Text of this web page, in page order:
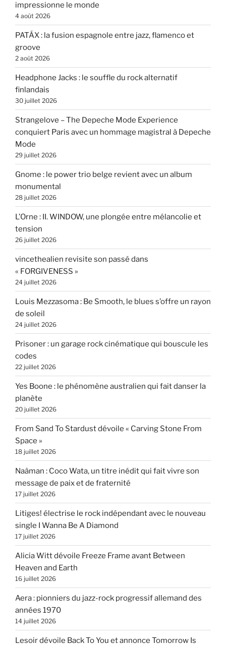
impressionne le monde
4 août 2026
PATÁX : la fusion espagnole entre jazz, flamenco et
groove
2 août 2026
Headphone Jacks : le souffle du rock alternatif
finlandais
30 juillet 2026
Strangelove – The Depeche Mode Experience
conquiert Paris avec un hommage magistral à Depeche
Mode
29 juillet 2026
Gnome : le power trio belge revient avec un album
monumental
28 juillet 2026
L’Orne : II. WINDOW, une plongée entre mélancolie et
tension
26 juillet 2026
vincethealien revisite son passé dans
« FORGIVENESS »
24 juillet 2026
Louis Mezzasoma : Be Smooth, le blues s’offre un rayon
de soleil
24 juillet 2026
Prisoner : un garage rock cinématique qui bouscule les
codes
22 juillet 2026
Yes Boone : le phénomène australien qui fait danser la
planète
20 juillet 2026
From Sand To Stardust dévoile « Carving Stone From
Space »
18 juillet 2026
Naâman : Coco Wata, un titre inédit qui fait vivre son
message de paix et de fraternité
17 juillet 2026
Litiges! électrise le rock indépendant avec le nouveau
single I Wanna Be A Diamond
17 juillet 2026
Alicia Witt dévoile Freeze Frame avant Between
Heaven and Earth
16 juillet 2026
Aera : pionniers du jazz-rock progressif allemand des
années 1970
14 juillet 2026
Lesoir dévoile Back To You et annonce Tomorrow Is